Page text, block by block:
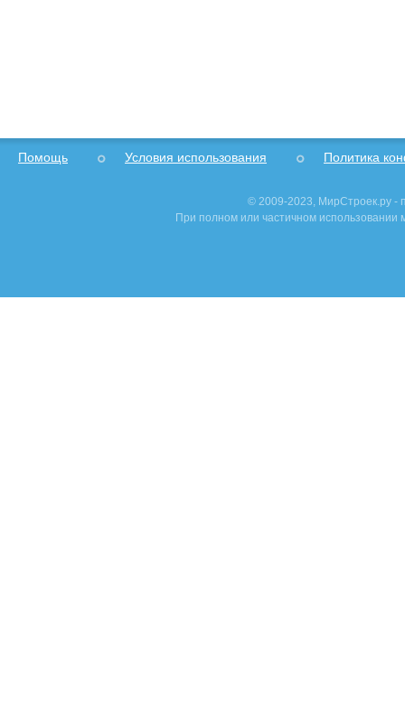
Помощь Условия использования Политика
© 2009-2023, МирСтроек.ру -
При полном или частичном использовании